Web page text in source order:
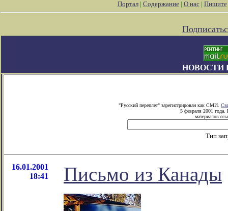
Портал| Содержание| О нас| Пишите
НОВОСТИ
"Русский переплет" зарегистрирован как СМИ.
5 февраля 2001 года.
материалов
Тип
16.01.2001
18:41
Письмо из Канады